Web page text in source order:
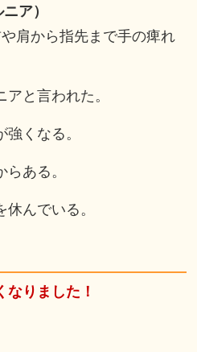
ア）
肩から指先まで手の痺れ
と言われた。
強くなる。
ある。
んでいる。
なりました！